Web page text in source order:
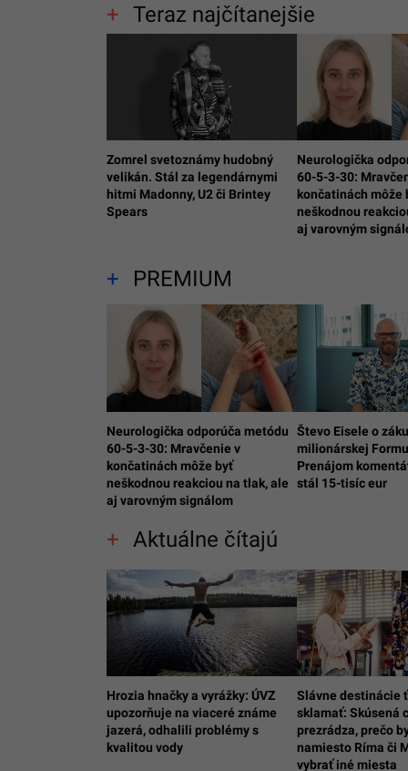
Teraz najčítanejšie
Zomrel svetoznámy hudobný
velikán. Stál za legendárnymi
hitmi Madonny, U2 či Brintey
Spears
Neurologička
60-5-3-30:
končatinách môže
neškodnou
aj varovným
PREMIUM
Neurologička odporúča metódu
60-5-3-30: Mravčenie v
končatinách môže byť
neškodnou reakciou na tlak, ale
aj varovným signálom
Števo Eisele o
milionárskej
Prenájom
stál 15-tisíc eur
Aktuálne čítajú
Hrozia hnačky a vyrážky: ÚVZ
upozorňuje na viaceré známe
jazerá, odhalili problémy s
kvalitou vody
Slávne destinácie
sklamať: Skúsená
prezrádza, prečo
namiesto Ríma či
vybrať iné miesta